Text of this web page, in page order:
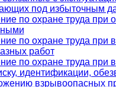
под избыточным
по охране труда при
по охране труда при
работ
по охране труда при
идентификации,
взрывоопасных